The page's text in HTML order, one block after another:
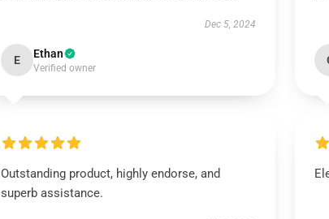
Dec 5, 2024
E Ethan
Verified owner
Outstanding product, highly endorse, and
superb assistance.